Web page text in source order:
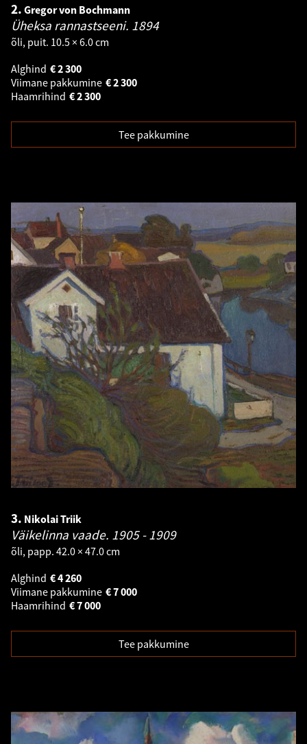
2. Gregor von Bochmann
Üheksa rannastseeni. 1894
õli, puit. 10.5 × 6.0 cm
Alghind
2 300
€
Viimane pakkumine
2 300
€
Haamrihind
2 300
€
Tee pakkumine
3. Nikolai Triik
Väikelinna vaade. 1905 - 1909
õli, papp. 42.0 × 47.0 cm
Alghind
4 260
€
Viimane pakkumine
7 000
€
Haamrihind
7 000
€
Tee pakkumine